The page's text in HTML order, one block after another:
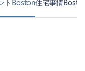
トBoston住宅事情